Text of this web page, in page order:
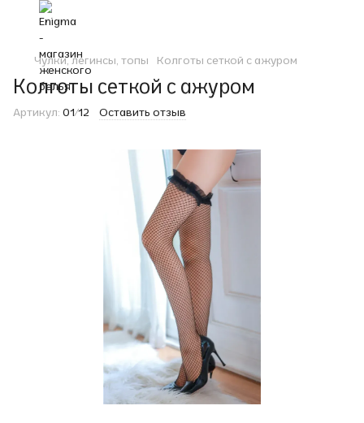
Чулки, легинсы, топы Колготы сеткой с ажуром
Колготы сеткой с ажуром
Артикул: 01/12 Оставить отзыв